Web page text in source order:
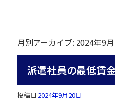
月別アーカイブ: 2024年9月
派遣社員の最低賃
投稿日 2024年9月20日